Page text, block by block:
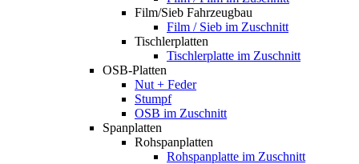
Film/Sieb Fahrzeugbau
Film / Sieb im Zuschnitt
Tischlerplatten
Tischlerplatte im Zuschnitt
OSB-Platten
Nut + Feder
Stumpf
OSB im Zuschnitt
Spanplatten
Rohspanplatten
Rohspanplatte im Zuschnitt